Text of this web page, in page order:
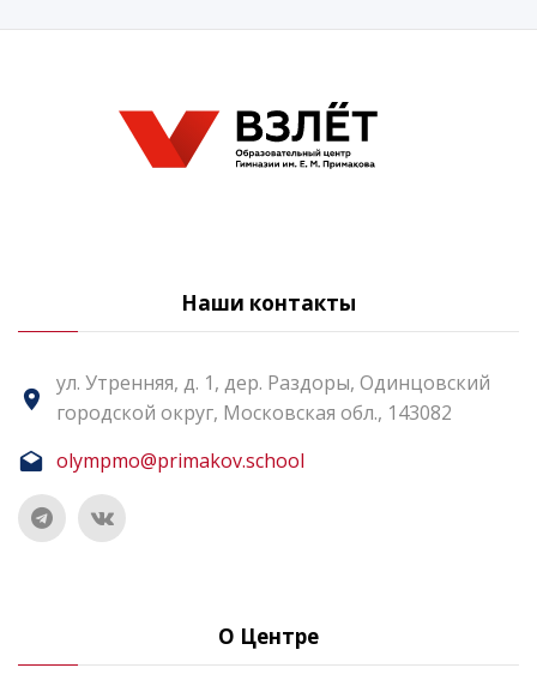
Наши контакты
ул. Утренняя, д. 1, дер. Раздоры, Одинцовский
городской округ, Московская обл., 143082
olympmo@primakov.school
О Центре